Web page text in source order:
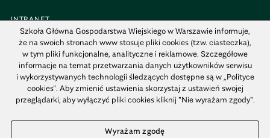
INTRANET
BIP
MAPA KAMPUSU
Szkoła Główna Gospodarstwa Wiejskiego w Warszawie informuje,
że na swoich stronach www stosuje pliki cookies (tzw. ciasteczka),
w tym pliki funkcjonalne, analityczne i reklamowe. Szczegółowe
informacje na temat przetwarzania danych użytkowników serwisu
i wykorzystywanych technologii śledzących dostępne są w „Polityce
cookies”. Aby zmienić ustawienia skorzystaj z ustawień swojej
przeglądarki, aby wyłączyć pliki cookies kliknij "Nie wyrażam zgody".
Wyrażam zgodę